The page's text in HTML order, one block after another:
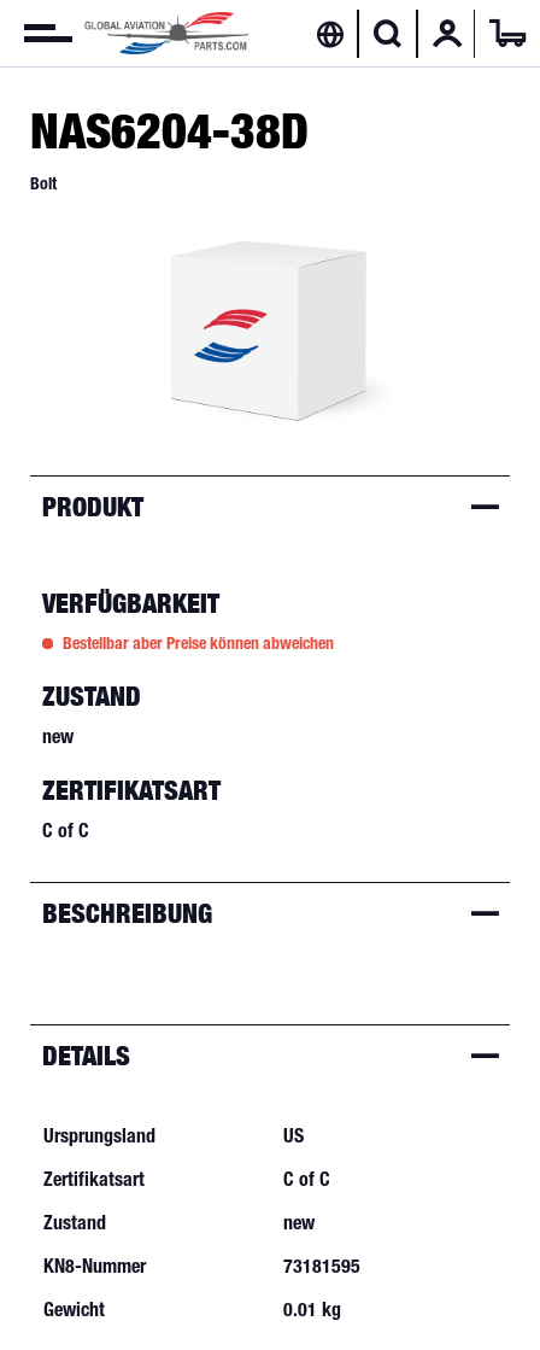
NAS6204-38D
Bolt
PRODUKT
VERFÜGBARKEIT
Bestellbar aber Preise können abweichen
ZUSTAND
new
ZERTIFIKATSART
C of C
BESCHREIBUNG
DETAILS
Ursprungsland
US
Zertifikatsart
C of C
Zustand
new
KN8-Nummer
73181595
Gewicht
0.01 kg